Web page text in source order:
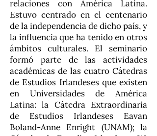
relaciones con América Latina.
Estuvo centrado en el centenario
de la independencia de dicho país, y
la influencia que ha tenido en otros
ámbitos culturales. El seminario
formó parte de las actividades
académicas de las cuatro Cátedras
de Estudios Irlandeses que existen
en Universidades de América
Latina: la Cátedra Extraordinaria
de Estudios Irlandeses Eavan
Boland-Anne Enright (UNAM); la